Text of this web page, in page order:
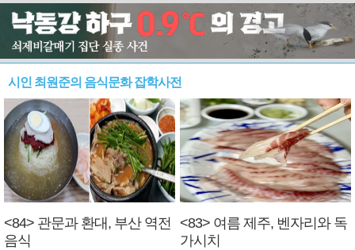
시인 최원준의 음식문화 잡학사전
<84> 관문과 환대, 부산 역전
음식
<83> 여름 제주, 벤자리와 독
가시치